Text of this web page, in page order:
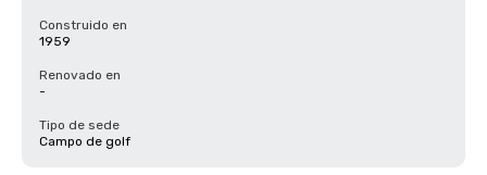
Construido en
1959
Renovado en
-
Tipo de sede
Campo de golf